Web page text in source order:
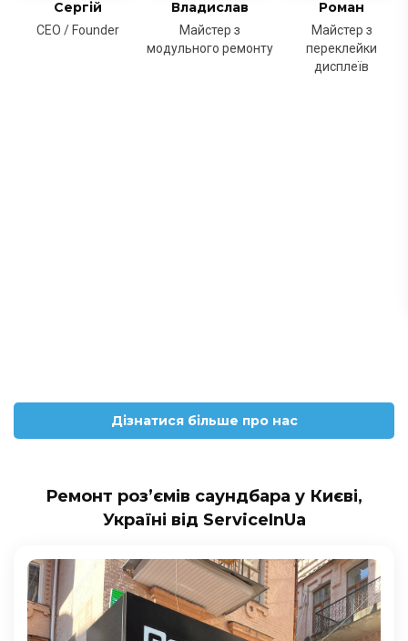
Сергій
CEO / Founder
Владислав
Майстер з
модульного ремонту
Роман
Майстер з
переклейки
дисплеїв
Дізнатися більше про нас
Ремонт роз’ємів саундбара у Києві,
Україні від ServiceInUa